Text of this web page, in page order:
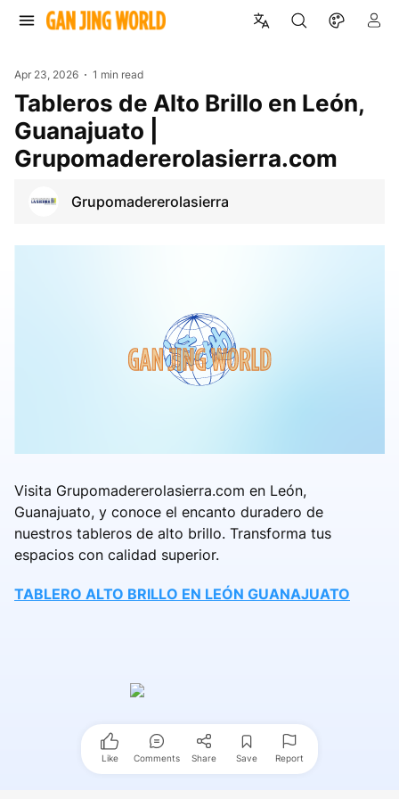
Apr 23, 2026 1 min read
Tableros de Alto Brillo en León,
Guanajuato |
Grupomadererolasierra.com
Grupomadererolasierra
Visita Grupomadererolasierra.com en León,
Guanajuato, y conoce el encanto duradero de
nuestros tableros de alto brillo. Transforma tus
espacios con calidad superior.
TABLERO ALTO BRILLO EN LEÓN GUANAJUATO
Like Comments Share Save Report